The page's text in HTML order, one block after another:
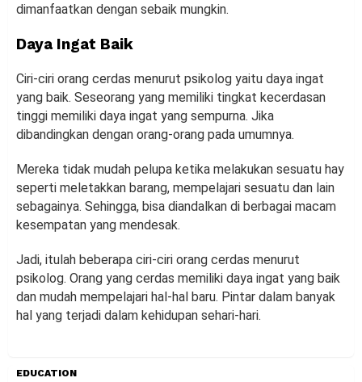
dimanfaatkan dengan sebaik mungkin.
Daya Ingat Baik
Ciri-ciri orang cerdas menurut psikolog yaitu daya ingat
yang baik. Seseorang yang memiliki tingkat kecerdasan
tinggi memiliki daya ingat yang sempurna. Jika
dibandingkan dengan orang-orang pada umumnya.
Mereka tidak mudah pelupa ketika melakukan sesuatu hay
seperti meletakkan barang, mempelajari sesuatu dan lain
sebagainya. Sehingga, bisa diandalkan di berbagai macam
kesempatan yang mendesak.
Jadi, itulah beberapa ciri-ciri orang cerdas menurut
psikolog. Orang yang cerdas memiliki daya ingat yang baik
dan mudah mempelajari hal-hal baru. Pintar dalam banyak
hal yang terjadi dalam kehidupan sehari-hari.
EDUCATION